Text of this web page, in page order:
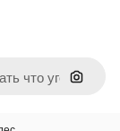
Поиск